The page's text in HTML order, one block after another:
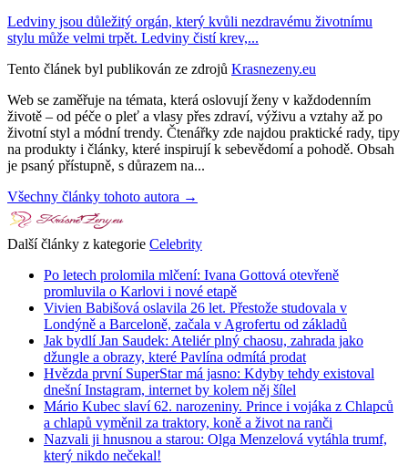
Ledviny jsou důležitý orgán, který kvůli nezdravému životnímu
stylu může velmi trpět. Ledviny čistí krev,...
Tento článek byl publikován ze zdrojů Krasnezeny.eu
Web se zaměřuje na témata, která oslovují ženy v každodenním
životě – od péče o pleť a vlasy přes zdraví, výživu a vztahy až po
životní styl a módní trendy. Čtenářky zde najdou praktické rady, tipy
na produkty i články, které inspirují k sebevědomí a pohodě. Obsah
je psaný přístupně, s důrazem na...
Všechny články tohoto autora →
Další články z kategorie Celebrity
Po letech prolomila mlčení: Ivana Gottová otevřeně
promluvila o Karlovi i nové etapě
Vivien Babišová oslavila 26 let. Přestože studovala v
Londýně a Barceloně, začala v Agrofertu od základů
Jak bydlí Jan Saudek: Ateliér plný chaosu, zahrada jako
džungle a obrazy, které Pavlína odmítá prodat
Hvězda první SuperStar má jasno: Kdyby tehdy existoval
dnešní Instagram, internet by kolem něj šílel
Mário Kubec slaví 62. narozeniny. Prince i vojáka z Chlapců
a chlapů vyměnil za traktory, koně a život na ranči
Nazvali ji hnusnou a starou: Olga Menzelová vytáhla trumf,
který nikdo nečekal!